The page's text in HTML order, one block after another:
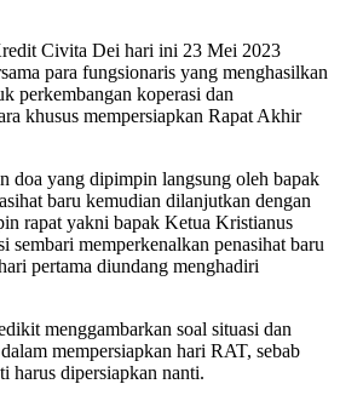
Civita Dei hari ini 23 Mei 2023
para fungsionaris yang menghasilkan
perkembangan koperasi dan
khusus mempersiapkan Rapat Akhir
doa yang dipimpin langsung oleh bapak
baru kemudian dilanjutkan dengan
rapat yakni bapak Ketua Kristianus
sembari memperkenalkan penasihat baru
pertama diundang menghadiri
menggambarkan soal situasi dan
mempersiapkan hari RAT, sebab
harus dipersiapkan nanti.